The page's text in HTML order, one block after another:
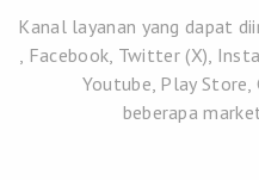
Kanal layanan yang dapat
, Facebook, Twitter (X),
Youtube, Play Store,
beberapa